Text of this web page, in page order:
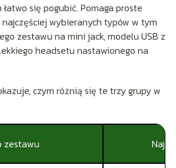
się pogubić. Pomaga proste
wybieranych typów w tym
zestawu na mini jack, modelu USB z
headsetu nastawionego na
czym różnią się te trzy grupy w
zestawu